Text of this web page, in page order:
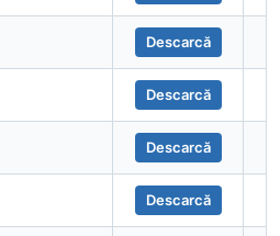
Descarcă
Descarcă
Descarcă
Descarcă